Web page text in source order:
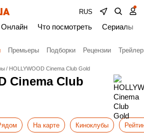
RUS
Онлайн Что посмотреть Сериалы
Премьеры Подборки Рецензии
HOLLYWOOD Cinema Club Gold
Cinema Club
На карте Киноклубы